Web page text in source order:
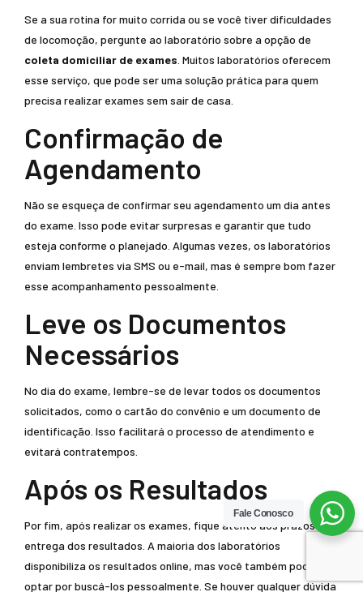
Se a sua rotina for muito corrida ou se você tiver dificuldades
de locomoção, pergunte ao laboratório sobre a opção de
coleta domiciliar de exames . Muitos laboratórios oferecem
esse serviço, que pode ser uma solução prática para quem
precisa realizar exames sem sair de casa.
Confirmação de
Agendamento
Não se esqueça de confirmar seu agendamento um dia antes
do exame. Isso pode evitar surpresas e garantir que tudo
esteja conforme o planejado. Algumas vezes, os laboratórios
enviam lembretes via SMS ou e-mail, mas é sempre bom fazer
esse acompanhamento pessoalmente.
Leve os Documentos
Necessários
No dia do exame, lembre-se de levar todos os documentos
solicitados, como o cartão do convênio e um documento de
identificação. Isso facilitará o processo de atendimento e
evitará contratempos.
Após os Resultados
Por fim, após realizar os exames, fique atento aos prazos de
entrega dos resultados. A maioria dos laboratórios
disponibiliza os resultados online, mas você também pode
optar por buscá-los pessoalmente. Se houver qualquer dúvida
Fale Conosco